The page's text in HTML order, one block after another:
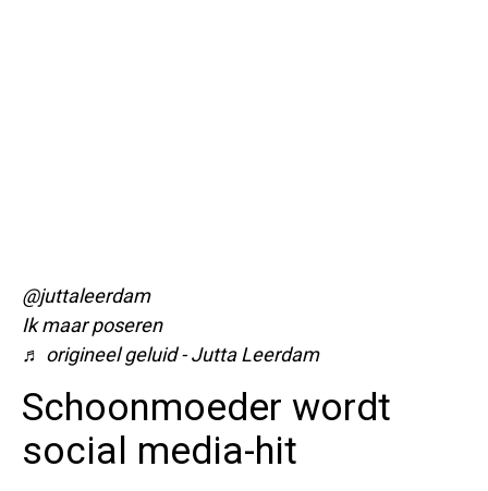
@juttaleerdam
Ik maar poseren
♬ origineel geluid - Jutta Leerdam
Schoonmoeder wordt
social media-hit